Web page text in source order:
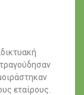
εταίρους.